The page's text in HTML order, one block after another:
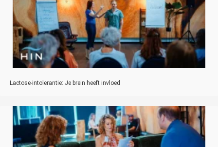
Lactose-intolerantie: Je brein heeft invloed